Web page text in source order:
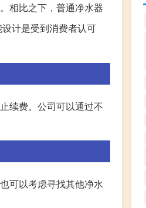
相比之下，普通净水器
计是受到消费者认可
续费。公司可以通过不
可以考虑寻找其他净水